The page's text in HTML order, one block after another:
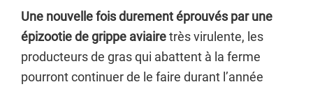
Une nouvelle fois durement éprouvés par une
épizootie de grippe aviairetrès virulente, les
producteurs de gras qui abattent à la ferme
pourront continuer de le faire durant l’année